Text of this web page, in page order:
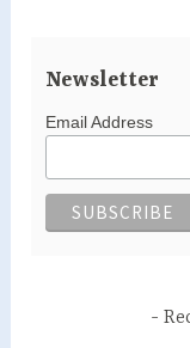
Newsletter
Email Address